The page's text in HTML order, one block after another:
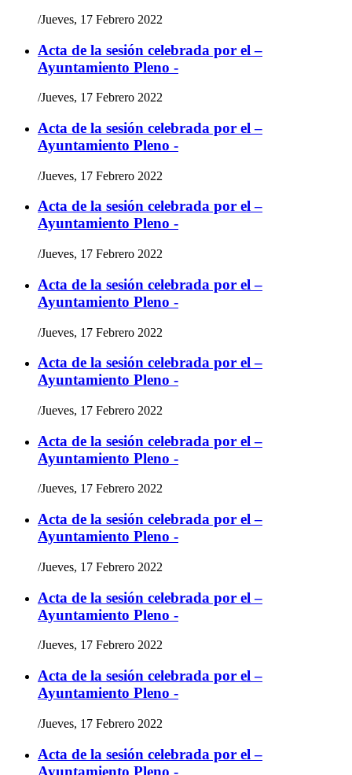
/Jueves, 17 Febrero 2022
Acta de la sesión celebrada por el –
Ayuntamiento Pleno -
/Jueves, 17 Febrero 2022
Acta de la sesión celebrada por el –
Ayuntamiento Pleno -
/Jueves, 17 Febrero 2022
Acta de la sesión celebrada por el –
Ayuntamiento Pleno -
/Jueves, 17 Febrero 2022
Acta de la sesión celebrada por el –
Ayuntamiento Pleno -
/Jueves, 17 Febrero 2022
Acta de la sesión celebrada por el –
Ayuntamiento Pleno -
/Jueves, 17 Febrero 2022
Acta de la sesión celebrada por el –
Ayuntamiento Pleno -
/Jueves, 17 Febrero 2022
Acta de la sesión celebrada por el –
Ayuntamiento Pleno -
/Jueves, 17 Febrero 2022
Acta de la sesión celebrada por el –
Ayuntamiento Pleno -
/Jueves, 17 Febrero 2022
Acta de la sesión celebrada por el –
Ayuntamiento Pleno -
/Jueves, 17 Febrero 2022
Acta de la sesión celebrada por el –
Ayuntamiento Pleno -